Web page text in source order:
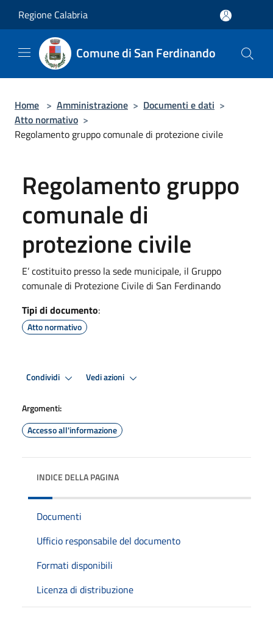
Regione Calabria
Comune di San Ferdinando
Home > Amministrazione > Documenti e dati >
Atto normativo >
Regolamento gruppo comunale di protezione civile
Regolamento gruppo
comunale di
protezione civile
E’ costituito presso la sede municipale, il Gruppo
comunale di Protezione Civile di San Ferdinando
Tipi di documento:
Atto normativo
Condividi Vedi azioni
Argomenti:
Accesso all'informazione
INDICE DELLA PAGINA
Documenti
Ufficio responsabile del documento
Formati disponibili
Licenza di distribuzione